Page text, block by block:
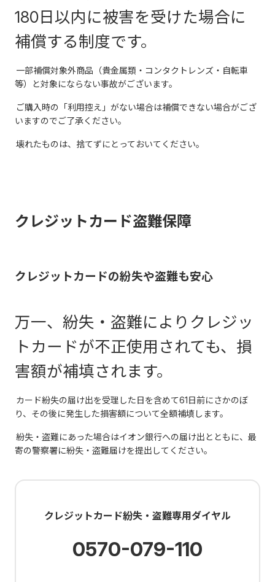
180日以内に被害を受けた場合に
補償する制度です。
一部補償対象外商品（貴金属類・コンタクトレンズ・自転車
等）と対象にならない事故がございます。
ご購入時の「利用控え」がない場合は補償できない場合がござ
いますのでご了承ください。
壊れたものは、捨てずにとっておいてください。
クレジットカード盗難保障
クレジットカードの紛失や盗難も安心
万一、紛失・盗難によりクレジッ
トカードが不正使用されても、損
害額が補填されます。
カード紛失の届け出を受理した日を含めて61日前にさかのぼ
り、その後に発生した損害額について全額補填します。
紛失・盗難にあった場合はイオン銀行への届け出とともに、最
寄の警察署に紛失・盗難届けを提出してください。
クレジットカード紛失・盗難専用ダイヤル
0570-079-110